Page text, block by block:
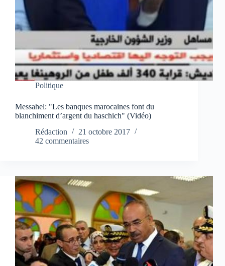
Politique
Messahel: "Les banques marocaines font du
blanchiment d’argent du haschich" (Vidéo)
Rédaction
21 octobre 2017
42 commentaires